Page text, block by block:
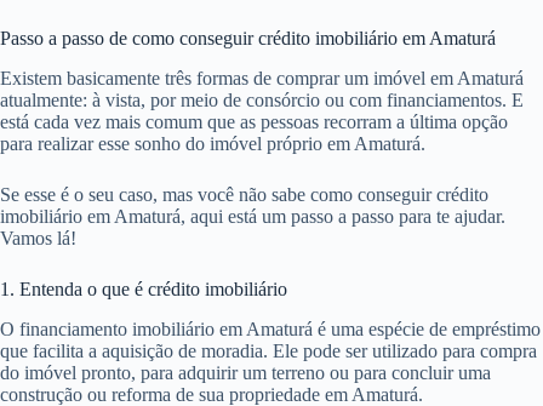
Passo a passo de como conseguir crédito imobiliário em Amaturá
Existem basicamente três formas de comprar um imóvel em Amaturá
atualmente: à vista, por meio de consórcio ou com financiamentos. E
está cada vez mais comum que as pessoas recorram a última opção
para realizar esse sonho do imóvel próprio em Amaturá.
Se esse é o seu caso, mas você não sabe como conseguir crédito
imobiliário em Amaturá, aqui está um passo a passo para te ajudar.
Vamos lá!
1. Entenda o que é crédito imobiliário
O financiamento imobiliário em Amaturá é uma espécie de empréstimo
que facilita a aquisição de moradia. Ele pode ser utilizado para compra
do imóvel pronto, para adquirir um terreno ou para concluir uma
construção ou reforma de sua propriedade em Amaturá.